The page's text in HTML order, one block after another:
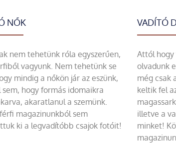
NŐK
nem tehetünk róla egyszerűen,
vagyunk. Nem tehetünk se
mindig a nőkön jár az eszünk,
sem, hogy formás idomaikra
akaratlanul a szemünk.
magazinunkból sem
ki a legvadítóbb csajok fotóit!
VADÍTÓ
Attól hogy
olvadunk
még csak
keltik fel
illetve a
minket!